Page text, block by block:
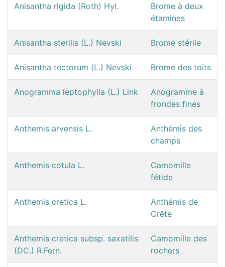
Anisantha rigida (Roth) Hyl.
Brome à deux
étamines
Anisantha sterilis (L.) Nevski Brome stérile
Anisantha tectorum (L.) Nevski Brome des toits
Anogramma leptophylla (L.) Link
Anogramme à
frondes fines
Anthemis arvensis L.
Anthémis des
champs
Anthemis cotula L.
Camomille
fétide
Anthemis cretica L.
Anthémis de
Crête
Anthemis cretica subsp. saxatilis
(DC.) R.Fern.
Camomille des
rochers